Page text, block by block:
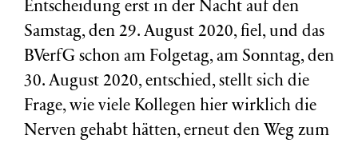
Entscheidung erst in der Nacht auf den
Samstag, den 29. August 2020, fiel, und das
BVerfG schon am Folgetag, am Sonntag, den
30. August 2020, entschied, stellt sich die
Frage, wie viele Kollegen hier wirklich die
Nerven gehabt hätten, erneut den Weg zum